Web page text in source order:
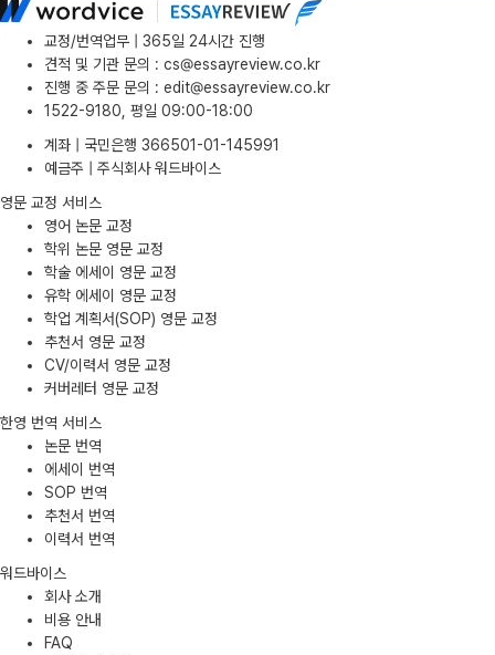
교정/번역업무 | 365일 24시간 진행
견적 및 기관 문의 : cs@essayreview.co.kr
진행 중 주문 문의 : edit@essayreview.co.kr
1522-9180, 평일 09:00-18:00
계좌 | 국민은행 366501-01-145991
예금주 | 주식회사 워드바이스
영문 교정 서비스
영어 논문 교정
학위 논문 영문 교정
학술 에세이 영문 교정
유학 에세이 영문 교정
학업 계획서(SOP) 영문 교정
추천서 영문 교정
CV/이력서 영문 교정
커버레터 영문 교정
한영 번역 서비스
논문 번역
에세이 번역
SOP 번역
추천서 번역
이력서 번역
워드바이스
회사 소개
비용 안내
FAQ